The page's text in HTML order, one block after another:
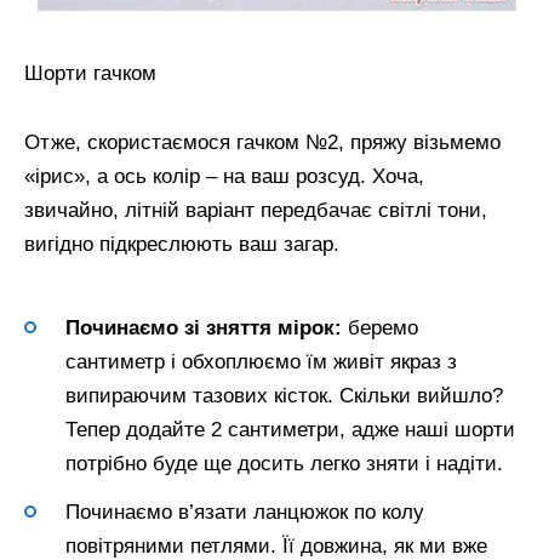
Шорти гачком
Отже, скористаємося гачком №2, пряжу візьмемо
«ірис», а ось колір – на ваш розсуд. Хоча,
звичайно, літній варіант передбачає світлі тони,
вигідно підкреслюють ваш загар.
Починаємо зі зняття мірок: беремо
сантиметр і обхоплюємо їм живіт якраз з
випираючим тазових кісток. Скільки вийшло?
Тепер додайте 2 сантиметри, адже наші шорти
потрібно буде ще досить легко зняти і надіти.
Починаємо в’язати ланцюжок по колу
повітряними петлями. Її довжина, як ми вже